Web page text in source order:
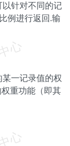
针对不同的记
例进行返回.输
一记录值的权
重功能（即其